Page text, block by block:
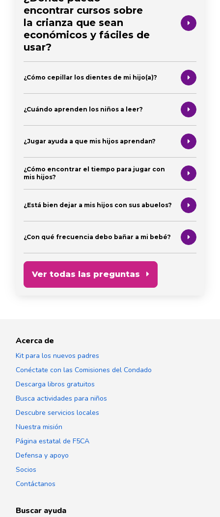
encontrar cursos sobre
la crianza que sean
económicos y fáciles de
usar?
¿Cómo cepillar los dientes de mi hijo(a)?
¿Cuándo aprenden los niños a leer?
¿Jugar ayuda a que mis hijos aprendan?
¿Cómo encontrar el tiempo para jugar con
mis hijos?
¿Está bien dejar a mis hijos con sus abuelos?
¿Con qué frecuencia debo bañar a mi bebé?
Ver todas las preguntas
Acerca de
Kit para los nuevos padres
Conéctate con las Comisiones del Condado
Descarga libros gratuitos
Busca actividades para niños
Descubre servicios locales
Nuestra misión
Página estatal de F5CA
Defensa y apoyo
Socios
Contáctanos
Buscar ayuda